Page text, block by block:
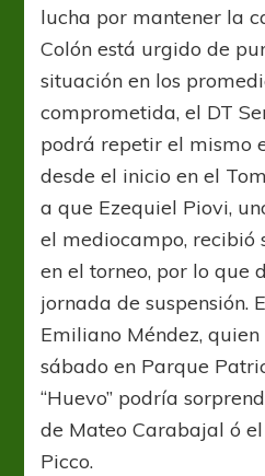
lucha por mantener la
Colón está urgido de
situación en los
comprometida, el DT
podrá repetir el mismo
desde el inicio en el
a que Ezequiel Piovi,
el mediocampo,
en el torneo, por lo que
jornada de suspensión.
Emiliano Méndez,
sábado en Parque
“Huevo” podría
de Mateo Carabajal ó
Picco.